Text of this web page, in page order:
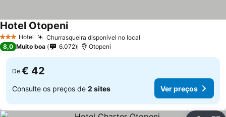
3 EstrelasHotel Churrasqueira disponível no local
Hotel OtopeniVer preços
8,0 Muito boa 6.072 Otopeni
De € 42
Consulte os preços de 2 sites Ver preços